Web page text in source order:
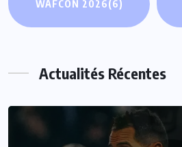
WAFCON 2026(6)
Actualités Récentes